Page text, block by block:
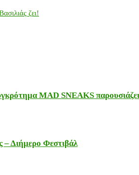
ζει!
MAD SNEAKS
– Διήμερο Φεστιβάλ